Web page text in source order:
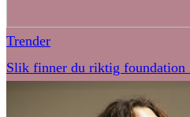
Trender
Slik finner du riktig foundation